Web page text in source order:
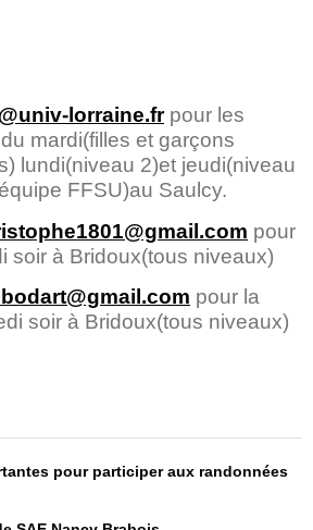
lorraine.frpour les
mardi(filles et garçons
lundi(niveau 2)et jeudi(niveau
FFSU)au Saulcy.
pour
soir à Bridoux(tous niveaux)
pour la
soir à Bridoux(tous niveaux)
pour participer aux randonnées